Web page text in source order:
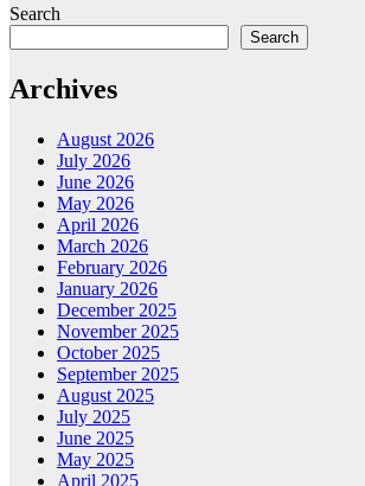
Search
Search
Archives
August 2026
July 2026
June 2026
May 2026
April 2026
March 2026
February 2026
January 2026
December 2025
November 2025
October 2025
September 2025
August 2025
July 2025
June 2025
May 2025
April 2025